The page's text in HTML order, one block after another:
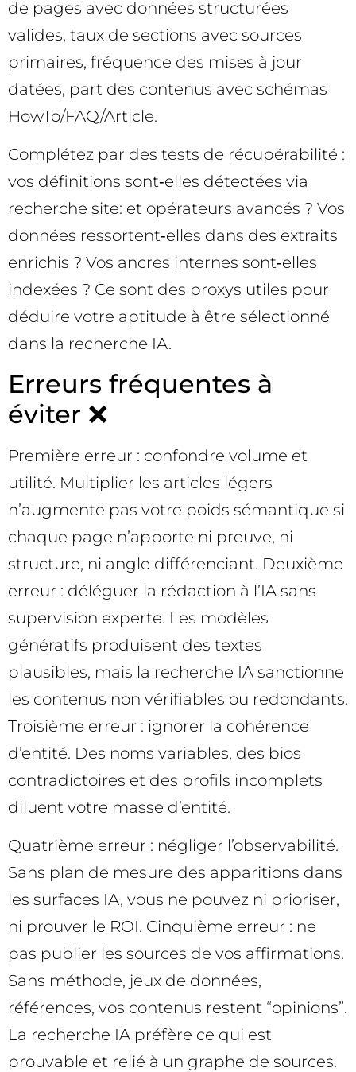
de pages avec données structurées
valides, taux de sections avec sources
primaires, fréquence des mises à jour
datées, part des contenus avec schémas
HowTo/FAQ/Article.
Complétez par des tests de récupérabilité :
vos définitions sont‑elles détectées via
recherche site: et opérateurs avancés ? Vos
données ressortent‑elles dans des extraits
enrichis ? Vos ancres internes sont‑elles
indexées ? Ce sont des proxys utiles pour
déduire votre aptitude à être sélectionné
dans la recherche IA.
Erreurs fréquentes à
éviter ❌
Première erreur : confondre volume et
utilité. Multiplier les articles légers
n’augmente pas votre poids sémantique si
chaque page n’apporte ni preuve, ni
structure, ni angle différenciant. Deuxième
erreur : déléguer la rédaction à l’IA sans
supervision experte. Les modèles
génératifs produisent des textes
plausibles, mais la recherche IA sanctionne
les contenus non vérifiables ou redondants.
Troisième erreur : ignorer la cohérence
d’entité. Des noms variables, des bios
contradictoires et des profils incomplets
diluent votre masse d’entité.
Quatrième erreur : négliger l’observabilité.
Sans plan de mesure des apparitions dans
les surfaces IA, vous ne pouvez ni prioriser,
ni prouver le ROI. Cinquième erreur : ne
pas publier les sources de vos affirmations.
Sans méthode, jeux de données,
références, vos contenus restent “opinions”.
La recherche IA préfère ce qui est
prouvable et relié à un graphe de sources.